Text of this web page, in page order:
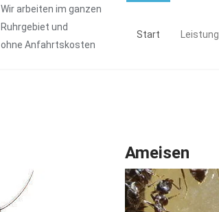
Wir arbeiten im ganzen
Ruhrgebiet und
ohne Anfahrtskosten
Start Leistung
Ameisen